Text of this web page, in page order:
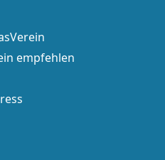
empfehlen